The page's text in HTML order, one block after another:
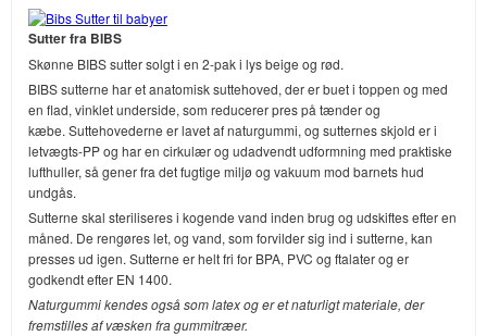
Sutter fra BIBS
Skønne BIBS sutter solgt i en 2-pak i lys beige og rød.
BIBS sutterne har et anatomisk suttehoved, der er buet i toppen og med
en flad, vinklet underside, som reducerer pres på tænder og
kæbe. Suttehovederne er lavet af naturgummi, og sutternes skjold er i
letvægts-PP og har en cirkulær og udadvendt udformning med praktiske
lufthuller, så gener fra det fugtige miljø og vakuum mod barnets hud
undgås.
Sutterne skal steriliseres i kogende vand inden brug og udskiftes efter en
måned. De rengøres let, og vand, som forvilder sig ind i sutterne, kan
presses ud igen. Sutterne er helt fri for BPA, PVC og ftalater og er
godkendt efter EN 1400.
Naturgummi kendes også som latex og er et naturligt materiale, der
fremstilles af væsken fra gummitræer.